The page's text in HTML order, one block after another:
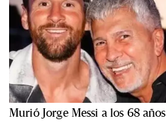
Murió Jorge Messi a los 68 años